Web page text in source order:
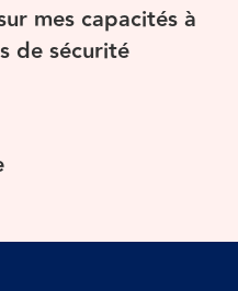
mes capacités à
de sécurité